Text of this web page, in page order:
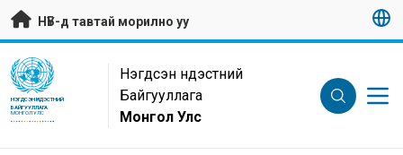
Гол контентийг алгасах
НҮБ-д тавтай морилно уу
UN Logo
НЭГДСЭН ҮНДЭСТНИЙ
БАЙГУУЛЛАГА
МОНГОЛ УЛС
Нэгдсэн Үндэстний
Байгууллага
Монгол Улс